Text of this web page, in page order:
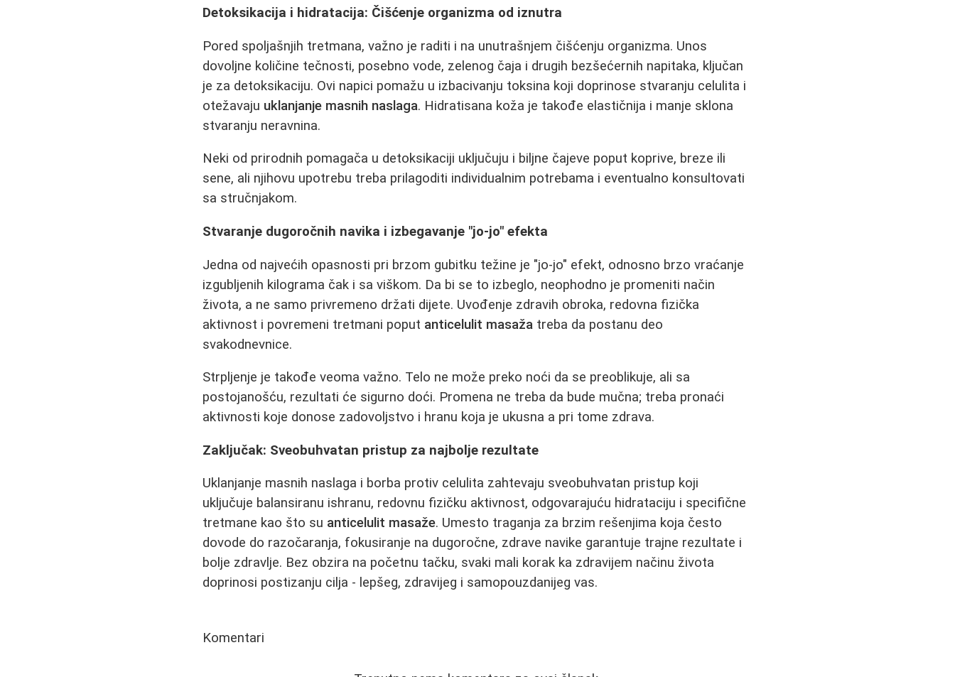
Detoksikacija i hidratacija: Čišćenje organizma od iznutra
Pored spoljašnjih tretmana, važno je raditi i na unutrašnjem čišćenju organizma. Unos
dovoljne količine tečnosti, posebno vode, zelenog čaja i drugih bezšećernih napitaka, ključan
je za detoksikaciju. Ovi napici pomažu u izbacivanju toksina koji doprinose stvaranju celulita i
otežavaju uklanjanje masnih naslaga. Hidratisana koža je takođe elastičnija i manje sklona
stvaranju neravnina.
Neki od prirodnih pomagača u detoksikaciji uključuju i biljne čajeve poput koprive, breze ili
sene, ali njihovu upotrebu treba prilagoditi individualnim potrebama i eventualno konsultovati
sa stručnjakom.
Stvaranje dugoročnih navika i izbegavanje "jo-jo" efekta
Jedna od najvećih opasnosti pri brzom gubitku težine je "jo-jo" efekt, odnosno brzo vraćanje
izgubljenih kilograma čak i sa viškom. Da bi se to izbeglo, neophodno je promeniti način
života, a ne samo privremeno držati dijete. Uvođenje zdravih obroka, redovna fizička
aktivnost i povremeni tretmani poput anticelulit masaža treba da postanu deo
svakodnevnice.
Strpljenje je takođe veoma važno. Telo ne može preko noći da se preoblikuje, ali sa
postojanošću, rezultati će sigurno doći. Promena ne treba da bude mučna; treba pronaći
aktivnosti koje donose zadovoljstvo i hranu koja je ukusna a pri tome zdrava.
Zaključak: Sveobuhvatan pristup za najbolje rezultate
Uklanjanje masnih naslaga i borba protiv celulita zahtevaju sveobuhvatan pristup koji
uključuje balansiranu ishranu, redovnu fizičku aktivnost, odgovarajuću hidrataciju i specifične
tretmane kao što su anticelulit masaže. Umesto traganja za brzim rešenjima koja često
dovode do razočaranja, fokusiranje na dugoročne, zdrave navike garantuje trajne rezultate i
bolje zdravlje. Bez obzira na početnu tačku, svaki mali korak ka zdravijem načinu života
doprinosi postizanju cilja - lepšeg, zdravijeg i samopouzdanijeg vas.
Komentari